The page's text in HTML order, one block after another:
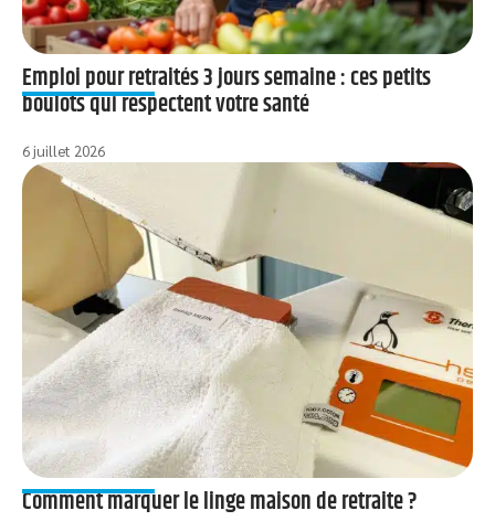
Emploi pour retraités 3 jours semaine : ces petits
boulots qui respectent votre santé
6 juillet 2026
Comment marquer le linge maison de retraite ?